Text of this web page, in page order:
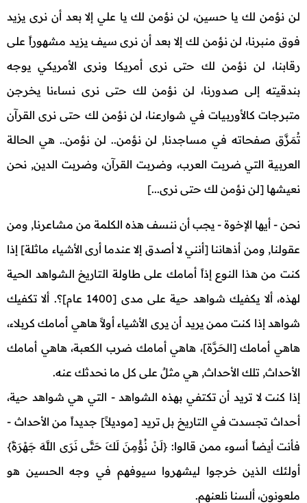
لن نؤمن لك يا حسين، لن نؤمن لك يا علي إلا بعد أن نرى يزيد
فوق منبرنا، لن نؤمن لك إلا بعد أن نرى سيف يزيد مشهوراً على
رقابنا، لن نؤمن لك حتى نرى أمريكا ونرى الأمريكي يوجه
بندقيته إلى صدورنا، لن نؤمن لك حتى نرى نساءنا يخرجن
متبرجات كالأوربيات في شوارعنا، لن نؤمن لك حتى نرى القرآن
تُمَزَّق صفحاته في مساجدنا, لن نؤمن.. لن نؤمن.. هي الحالة
العربية التي ضربت العرب، وضربت القرآن، وضربت الدين, نحن
نعيشها [لن نؤمن لك حتى نرى...]
نحن - أيها الإخوة - يجب أن ننسف هذه الكلمة من مشاعرنا, ومن
عقولنا, ومن أذهاننا [أنني لا أصدق إلا عندما أرى الأشياء ماثلة] إذا
كنت من هذا النوع إذاً أمامك على طاولة التاريخ الشواهد الحية
لهذه، ألا يكفيك شواهد حية على مدى [1400 عام]؟. ألا تكفيك
شواهد إذا كنت ممن يريد أن يرى الأشياء أولاً هاهي أمامك كربلاء،
هاهي أمامك [الحَرَّة]، هاهي أمامك ضرب الكعبة، هاهي أمامك
الأحداث, تلك الأحداث, هي مثلٌ على كل ما نحدثك عنه.
إذا كنت لا تريد أن تكتفي بهذه الشواهد - التي هي شواهد حية،
أحداث تجسدت في التاريخ بل تريد [موديلاً] جديداً من الأحداث -
فأنت أيضاً أسوء ممن قالوا: {لَنْ نُؤْمِنَ لَكَ حَتَّى نَرَى اللَّهَ جَهْرَةً}
أولئك الذين خرجوا ليشهروا سيوفهم في وجه الحسين هو
ملعونون، ألسنا نلعنهم.